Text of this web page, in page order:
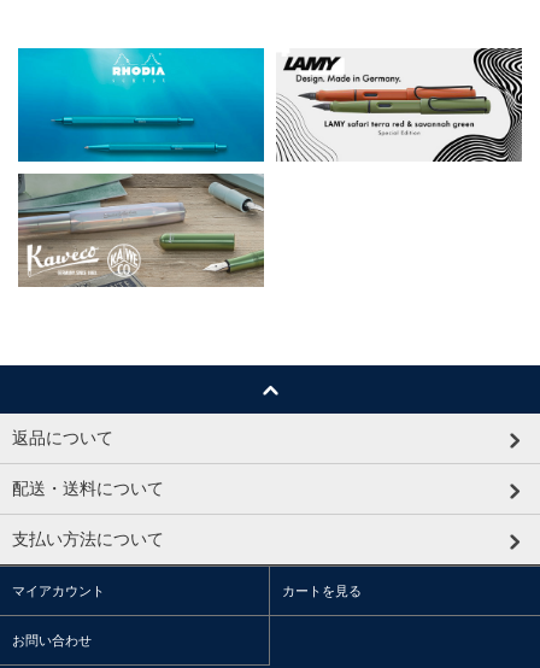
返品について
配送・送料について
支払い方法について
マイアカウント カートを見る
お問い合わせ